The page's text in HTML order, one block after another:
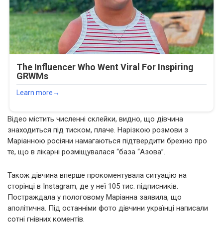
Відео містить численні склейки, видно, що дівчина
знаходиться під тиском, плаче. Нарізкою розмови з
Маріанною росіяни намагаються підтвердити брехню про
те, що в лікарні розміщувалася “база “Азова”.
Також дівчина вперше прокоментувала ситуацію на
сторінці в Instagram, де у неї 105 тис. підписників.
Постраждала у пологовому Маріанна заявила, що
аполітична. Під останніми фото дівчини українці написали
сотні гнівних коментів.